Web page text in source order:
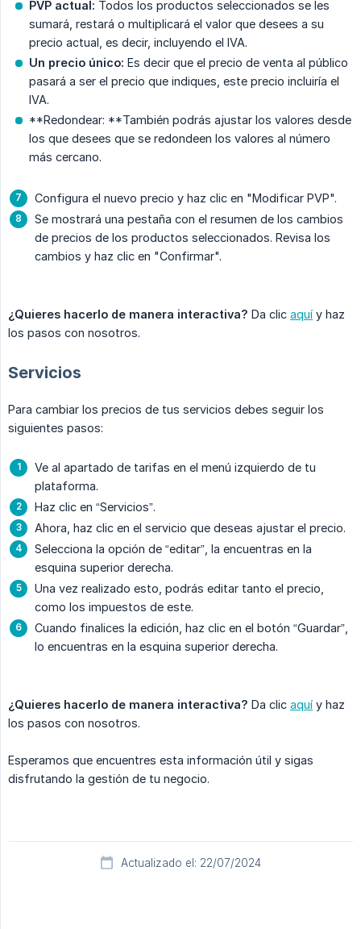
PVP actual: Todos los productos seleccionados se les
sumará, restará o multiplicará el valor que desees a su
precio actual, es decir, incluyendo el IVA.
Un precio único: Es decir que el precio de venta al público
pasará a ser el precio que indiques, este precio incluiría el
IVA.
**Redondear: **También podrás ajustar los valores desde
los que desees que se redondeen los valores al número
más cercano.
Configura el nuevo precio y haz clic en "Modificar PVP".
Se mostrará una pestaña con el resumen de los cambios
de precios de los productos seleccionados. Revisa los
cambios y haz clic en "Confirmar".
¿Quieres hacerlo de manera interactiva? Da clic aquí y haz
los pasos con nosotros.
Servicios
Para cambiar los precios de tus servicios debes seguir los
siguientes pasos:
Ve al apartado de tarifas en el menú izquierdo de tu
plataforma.
Haz clic en “Servicios”.
Ahora, haz clic en el servicio que deseas ajustar el precio.
Selecciona la opción de “editar”, la encuentras en la
esquina superior derecha.
Una vez realizado esto, podrás editar tanto el precio,
como los impuestos de este.
Cuando finalices la edición, haz clic en el botón “Guardar”,
lo encuentras en la esquina superior derecha.
¿Quieres hacerlo de manera interactiva? Da clic aquí y haz
los pasos con nosotros.
Esperamos que encuentres esta información útil y sigas
disfrutando la gestión de tu negocio.
Actualizado el: 22/07/2024